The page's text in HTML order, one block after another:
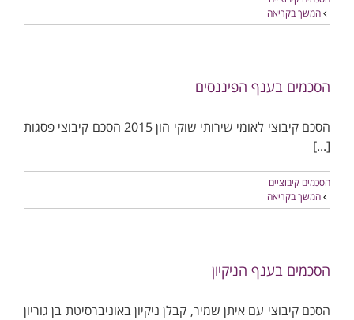
המשך בקריאה
הסכמים בענף הפיננסים
הסכם קיבוצי לאומי שירותי שוקי הון 2015 הסכם קיבוצי פסגות
[...]
הסכמים קיבוציים
המשך בקריאה
הסכמים בענף הניקיון
הסכם קיבוצי עם איתן שמיר, קבלן ניקיון באוניברסיטת בן גוריון